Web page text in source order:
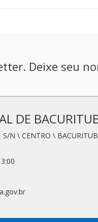
Deixe seu
DE
N \ CENTRO \